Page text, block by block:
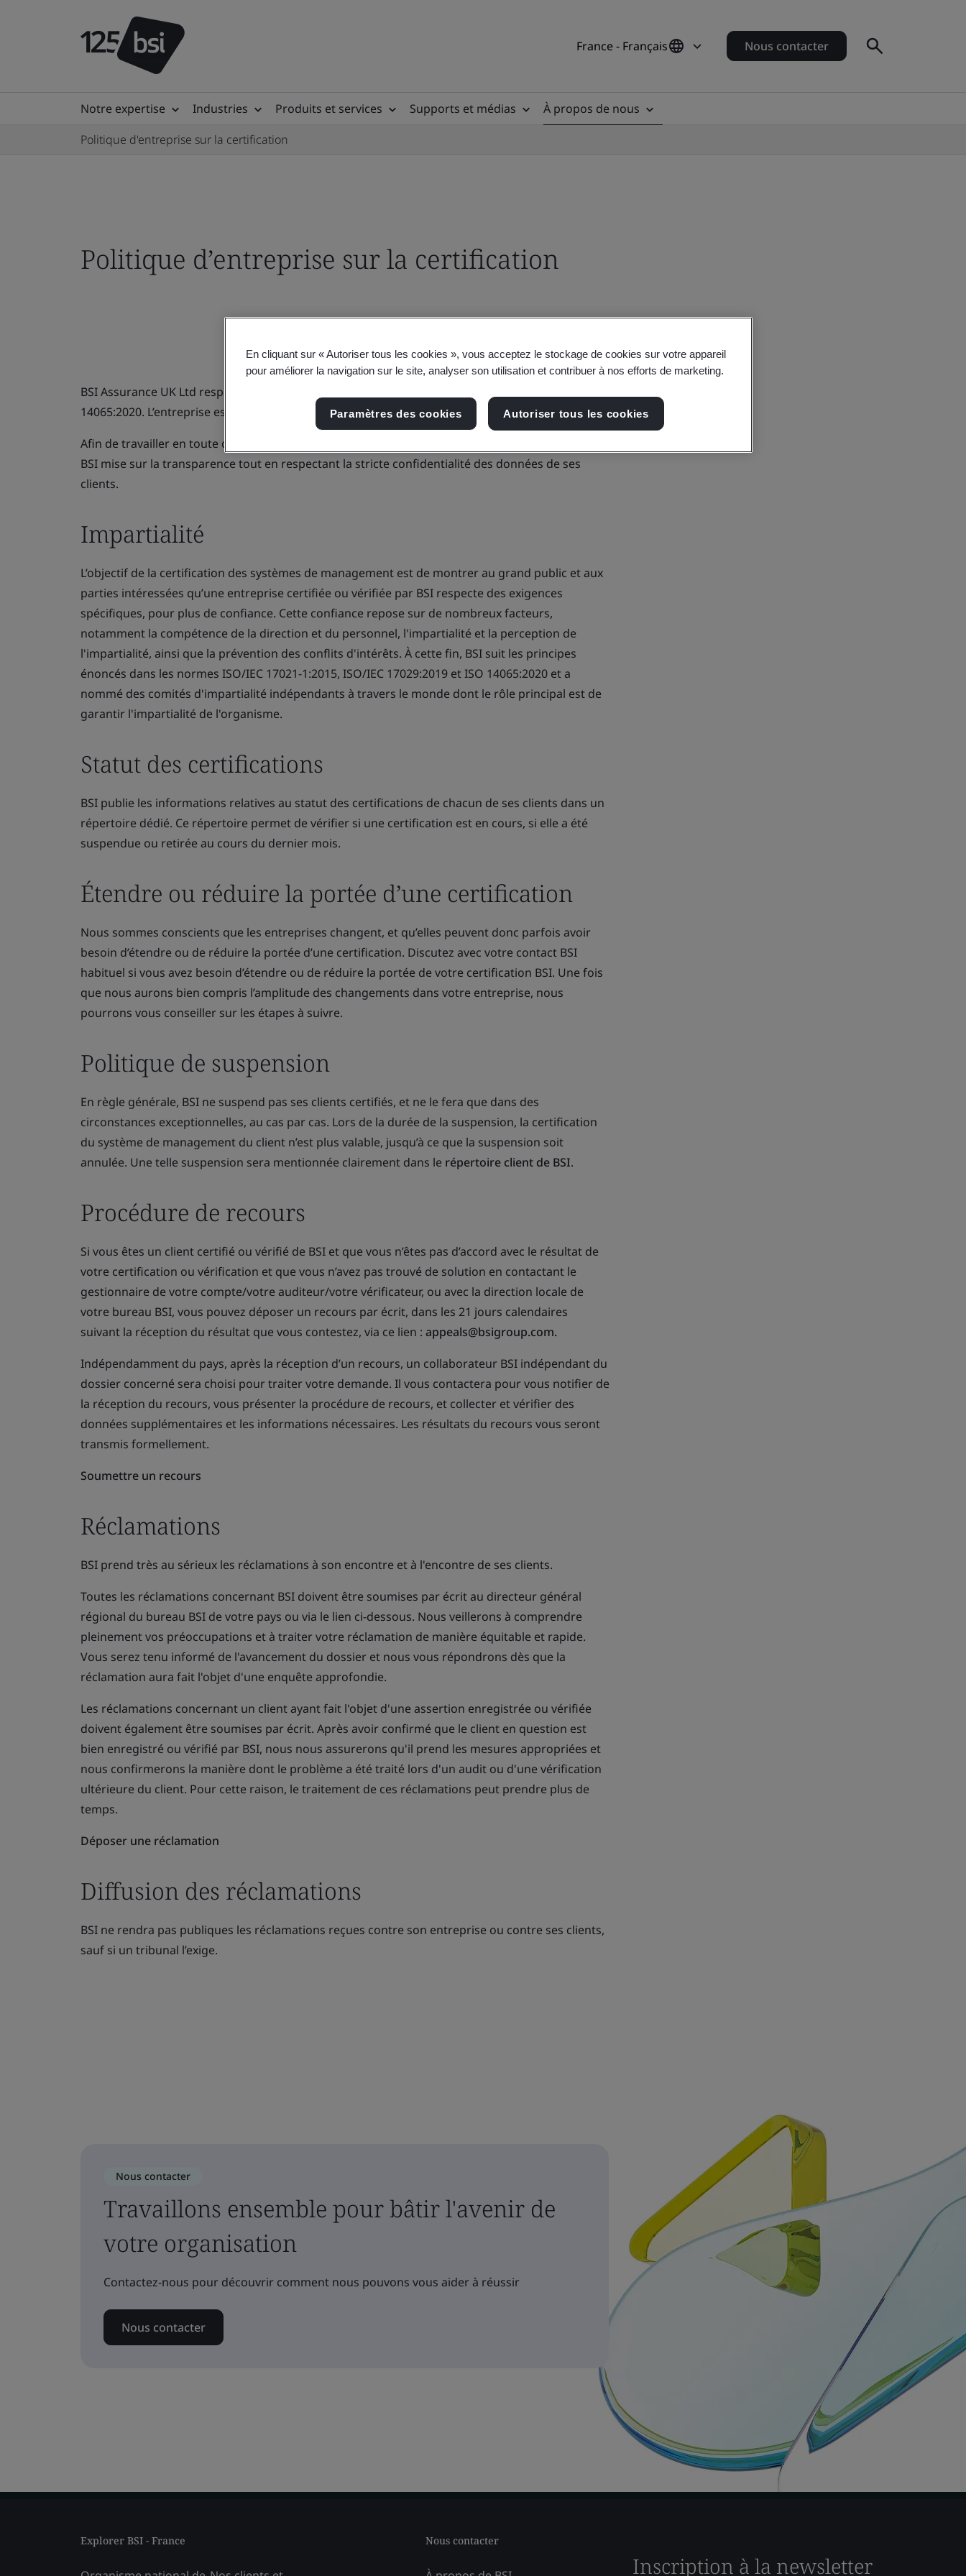
France - Français Nous contacter
Notre expertise Industries Produits et services Supports et médias
À propos de nous
Politique d'entreprise sur la certification
Politique d’entreprise sur la certification
BSI Assurance UK Ltd respecte les normes ISO/IEC 17021-1:2015, ISO/IEC 17029:2019 et ISO
14065:2020. L’entreprise est accréditée par la plupart des grands organismes d’accréditation.
Afin de travailler en toute confiance et de prouver l’impartialité de nos processus d’évaluation,
BSI mise sur la transparence tout en respectant la stricte confidentialité des données de ses
clients.
Impartialité
L’objectif de la certification des systèmes de management est de montrer au grand public et aux
parties intéressées qu’une entreprise certifiée ou vérifiée par BSI respecte des exigences
spécifiques, pour plus de confiance. Cette confiance repose sur de nombreux facteurs,
notamment la compétence de la direction et du personnel, l'impartialité et la perception de
l'impartialité, ainsi que la prévention des conflits d'intérêts. À cette fin, BSI suit les principes
énoncés dans les normes ISO/IEC 17021-1:2015, ISO/IEC 17029:2019 et ISO 14065:2020 et a
nommé des comités d'impartialité indépendants à travers le monde dont le rôle principal est de
garantir l'impartialité de l'organisme.
Statut des certifications
BSI publie les informations relatives au statut des certifications de chacun de ses clients dans un
répertoire dédié. Ce répertoire permet de vérifier si une certification est en cours, si elle a été
suspendue ou retirée au cours du dernier mois.
Étendre ou réduire la portée d’une certification
Nous sommes conscients que les entreprises changent, et qu’elles peuvent donc parfois avoir
besoin d’étendre ou de réduire la portée d’une certification. Discutez avec votre contact BSI
habituel si vous avez besoin d’étendre ou de réduire la portée de votre certification BSI. Une fois
que nous aurons bien compris l’amplitude des changements dans votre entreprise, nous
pourrons vous conseiller sur les étapes à suivre.
Politique de suspension
En règle générale, BSI ne suspend pas ses clients certifiés, et ne le fera que dans des
circonstances exceptionnelles, au cas par cas. Lors de la durée de la suspension, la certification
du système de management du client n’est plus valable, jusqu’à ce que la suspension soit
annulée. Une telle suspension sera mentionnée clairement dans le répertoire client de BSI.
Procédure de recours
Si vous êtes un client certifié ou vérifié de BSI et que vous n’êtes pas d’accord avec le résultat de
votre certification ou vérification et que vous n’avez pas trouvé de solution en contactant le
gestionnaire de votre compte/votre auditeur/votre vérificateur, ou avec la direction locale de
votre bureau BSI, vous pouvez déposer un recours par écrit, dans les 21 jours calendaires
suivant la réception du résultat que vous contestez, via ce lien : appeals@bsigroup.com.
Indépendamment du pays, après la réception d’un recours, un collaborateur BSI indépendant du
dossier concerné sera choisi pour traiter votre demande. Il vous contactera pour vous notifier de
la réception du recours, vous présenter la procédure de recours, et collecter et vérifier des
données supplémentaires et les informations nécessaires. Les résultats du recours vous seront
transmis formellement.
Soumettre un recours
Réclamations
BSI prend très au sérieux les réclamations à son encontre et à l'encontre de ses clients.
Toutes les réclamations concernant BSI doivent être soumises par écrit au directeur général
régional du bureau BSI de votre pays ou via le lien ci-dessous. Nous veillerons à comprendre
pleinement vos préoccupations et à traiter votre réclamation de manière équitable et rapide.
Vous serez tenu informé de l'avancement du dossier et nous vous répondrons dès que la
réclamation aura fait l'objet d'une enquête approfondie.
Les réclamations concernant un client ayant fait l'objet d'une assertion enregistrée ou vérifiée
doivent également être soumises par écrit. Après avoir confirmé que le client en question est
bien enregistré ou vérifié par BSI, nous nous assurerons qu'il prend les mesures appropriées et
nous confirmerons la manière dont le problème a été traité lors d'un audit ou d'une vérification
ultérieure du client. Pour cette raison, le traitement de ces réclamations peut prendre plus de
temps.
Déposer une réclamation
Diffusion des réclamations
BSI ne rendra pas publiques les réclamations reçues contre son entreprise ou contre ses clients,
sauf si un tribunal l’exige.
Nous contacter
Travaillons ensemble pour bâtir l'avenir de
votre organisation
Contactez-nous pour découvrir comment nous pouvons vous aider à réussir
Nous contacter
Explorer BSI - France Nous contacter
Inscription à la newsletter
En cliquant sur « Autoriser tous les cookies », vous acceptez le stockage de cookies sur votre appareil
pour améliorer la navigation sur le site, analyser son utilisation et contribuer à nos efforts de marketing.
Paramètres des cookies Autoriser tous les cookies